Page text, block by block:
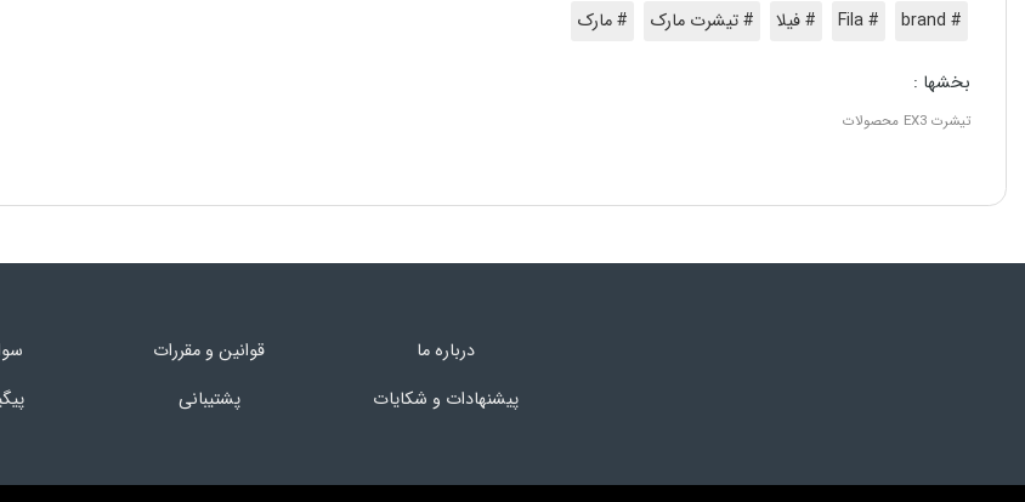
# brand
# Fila # فیلا # تیشرت مارک # مارک
بخشها :
تیشرت EX3 محصولات
درباره ما قوانین و مقررات
پیشنهادات و شکایات
پشتیبانی